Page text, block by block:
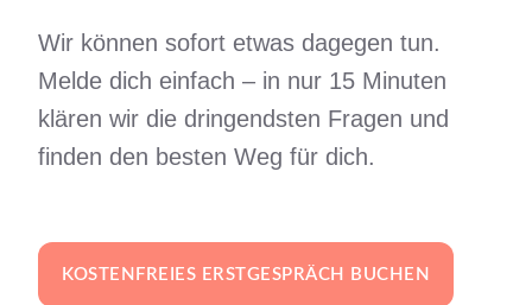
Wir können sofort etwas dagegen tun.
Melde dich einfach – in nur 15 Minuten
klären wir die dringendsten Fragen und
finden den besten Weg für dich.
KOSTENFREIES ERSTGESPRÄCH BUCHEN